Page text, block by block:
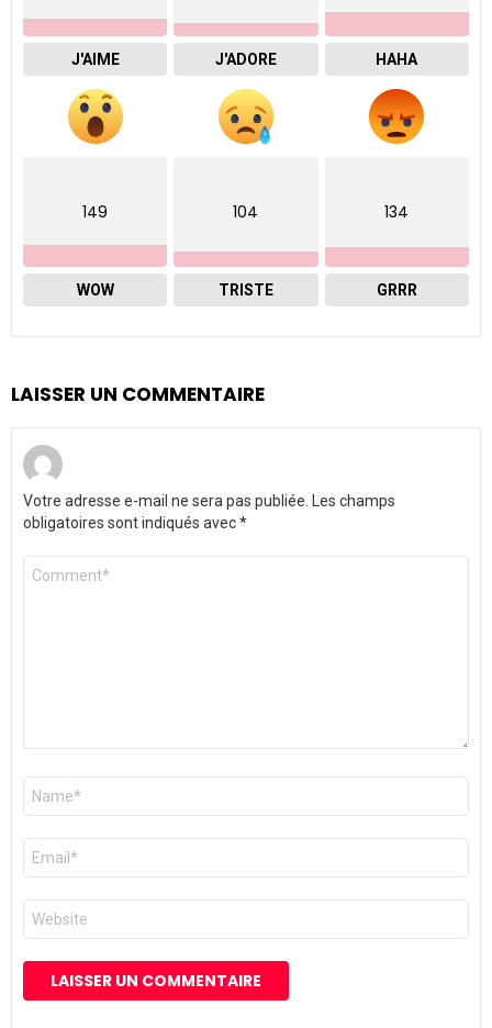
J'AIME J'ADORE HAHA
149
WOW
104
TRISTE
134
GRRR
LAISSER UN COMMENTAIRE
Votre adresse e-mail ne sera pas publiée.
Les champs
obligatoires sont indiqués avec*
Commentaire
Nom
E-
mail
*
Site
web